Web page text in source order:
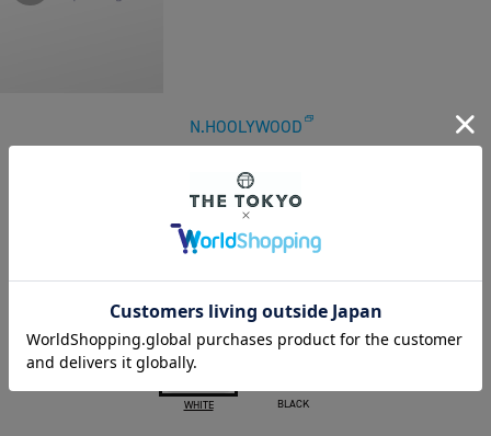
N.HOOLYWOOD
￥35,200税込
320ポイント付与
カラー
WHITE BLACK